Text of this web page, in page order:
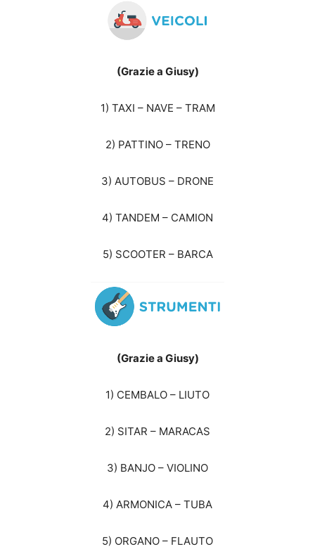
(Grazie a Giusy)
1) TAXI – NAVE – TRAM
2) PATTINO – TRENO
3) AUTOBUS – DRONE
4) TANDEM – CAMION
5) SCOOTER – BARCA
(Grazie a Giusy)
1) CEMBALO – LIUTO
2) SITAR – MARACAS
3) BANJO – VIOLINO
4) ARMONICA – TUBA
5) ORGANO – FLAUTO